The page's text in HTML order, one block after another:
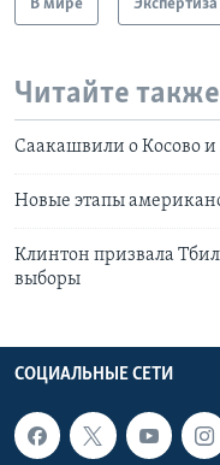
В мире Экспертиза
Читайте также
Саакашвили о Косово
Новые этапы
Клинтон призвала
выборы
СОЦИАЛЬНЫЕ СЕТИ